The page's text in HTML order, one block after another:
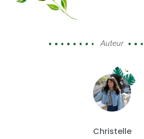
Auteur
Christelle